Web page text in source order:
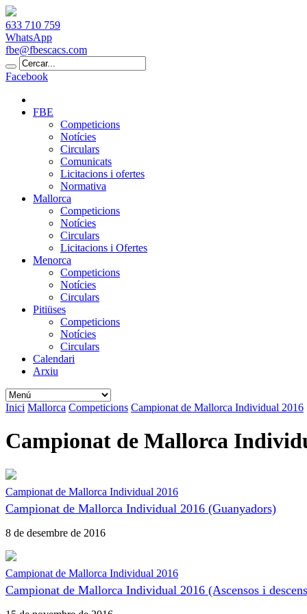
633 710 759
WhatsApp
fbe@fbescacs.com
Facebook
FBE
Competicions
Notícies
Circulars
Comunicats
Licitacions i ofertes
Normativa
Mallorca
Competicions
Notícies
Circulars
Licitacions i Ofertes
Menorca
Competicions
Notícies
Circulars
Pitiüses
Competicions
Notícies
Circulars
Calendari
Arxiu
Inici Mallorca Competicions Campionat de Mallorca Individual 2016
Campionat de Mallorca
Campionat de Mallorca Individual 2016
Campionat de Mallorca Individual 2016 (Guanyadors)
8 de desembre de 2016
Campionat de Mallorca Individual 2016
Campionat de Mallorca Individual 2016 (Ascensos i